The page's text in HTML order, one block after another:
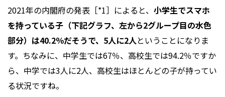
2021年の内閣府の発表［*1］によると、 小学生でスマホ
を持っている子（下記グラフ、左から2グループ目の水色
部分）は40.2％だそうで、5人に2人ということになりま
す。ちなみに、中学生では67％、高校生では94.2％ですか
ら、中学では3人に2人、高校生はほとんどの子が持ってい
る状況ですね。